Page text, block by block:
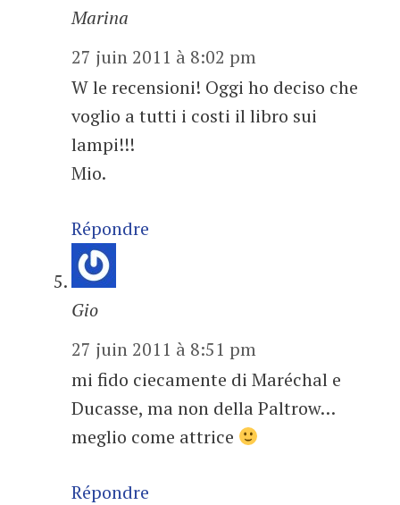
Marina
27 juin 2011 à 8:02 pm
W le recensioni! Oggi ho deciso che
voglio a tutti i costi il libro sui
lampi!!!
Mio.
Répondre
Gio
27 juin 2011 à 8:51 pm
mi fido ciecamente di Maréchal e
Ducasse, ma non della Paltrow…
meglio come attrice
Répondre